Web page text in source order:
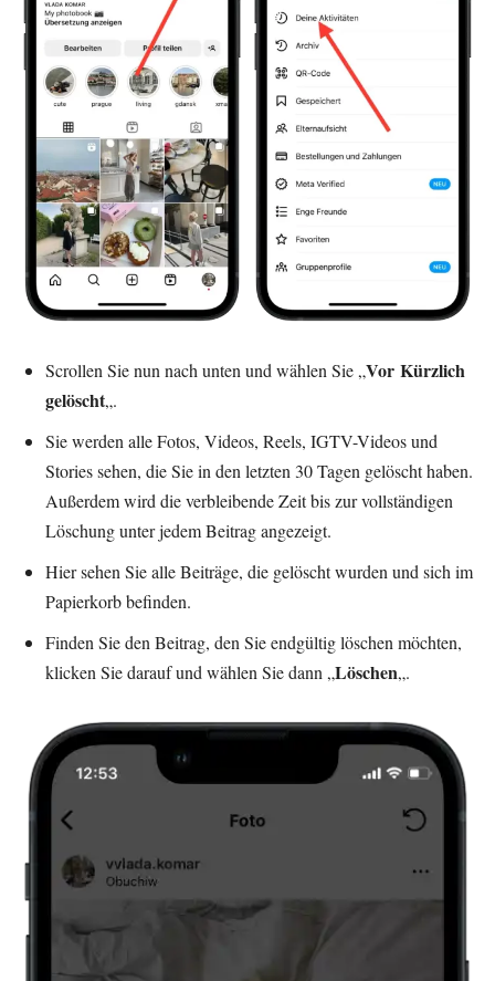
Scrollen Sie nun nach unten und wählen Sie „Vor Kürzlich
gelöscht„.
Sie werden alle Fotos, Videos, Reels, IGTV-Videos und
Stories sehen, die Sie in den letzten 30 Tagen gelöscht haben.
Außerdem wird die verbleibende Zeit bis zur vollständigen
Löschung unter jedem Beitrag angezeigt.
Hier sehen Sie alle Beiträge, die gelöscht wurden und sich im
Papierkorb befinden.
Finden Sie den Beitrag, den Sie endgültig löschen möchten,
klicken Sie darauf und wählen Sie dann „Löschen„.